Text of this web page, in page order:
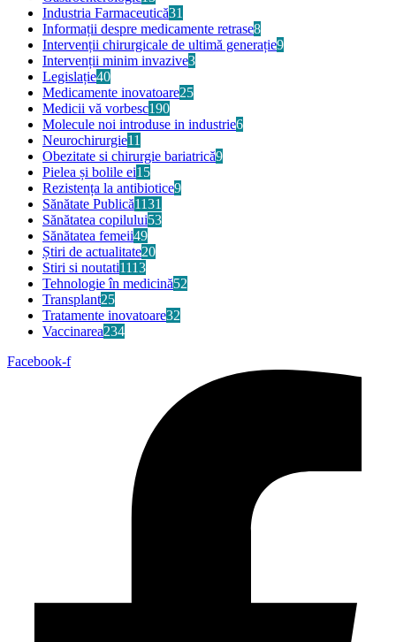
Industria Farmaceutică31
Informații despre medicamente retrase8
Intervenții chirurgicale de ultimă generație9
Intervenții minim invazive3
Legislație40
Medicamente inovatoare25
Medicii vă vorbesc190
Molecule noi introduse in industrie6
Neurochirurgie11
Obezitate si chirurgie bariatrică9
Pielea și bolile ei15
Rezistența la antibiotice9
Sănătate Publică1131
Sănătatea copilului53
Sănătatea femeii49
Știri de actualitate20
Stiri si noutati1113
Tehnologie în medicină52
Transplant25
Tratamente inovatoare32
Vaccinarea234
Facebook-f